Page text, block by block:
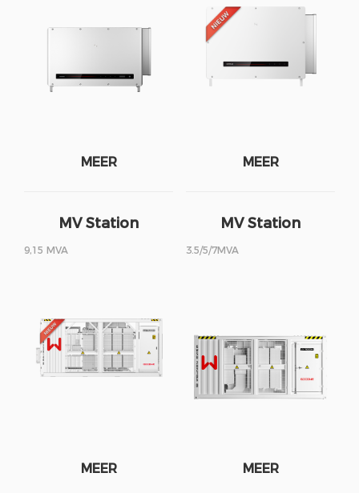
MEER MEER
MV Station
9,15 MVA
MEER
MV Station
3.5/5/7MVA
MEER